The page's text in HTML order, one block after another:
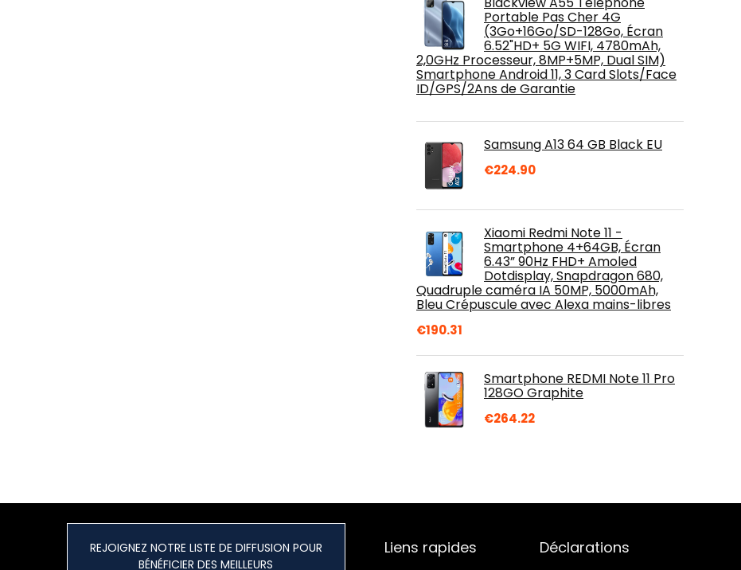
Portable Pas Cher 4G
(3Go+16Go/SD-128Go, Écran
6.52"HD+ 5G WIFI, 4780mAh,
2,0GHz Processeur, 8MP+5MP, Dual SIM)
Smartphone Android 11, 3 Card Slots/Face
ID/GPS/2Ans de Garantie
Samsung A13 64 GB Black EU
€224.90
Xiaomi Redmi Note 11 -
Smartphone 4+64GB, Écran
6.43” 90Hz FHD+ Amoled
Dotdisplay, Snapdragon 680,
Quadruple caméra IA 50MP, 5000mAh,
Bleu Crépuscule avec Alexa mains-libres
€190.31
Smartphone REDMI Note 11 Pro
128GO Graphite
€264.22
REJOIGNEZ NOTRE LISTE DE DIFFUSION POUR
BÉNÉFICIER DES MEILLEURS
Liens rapides Déclarations